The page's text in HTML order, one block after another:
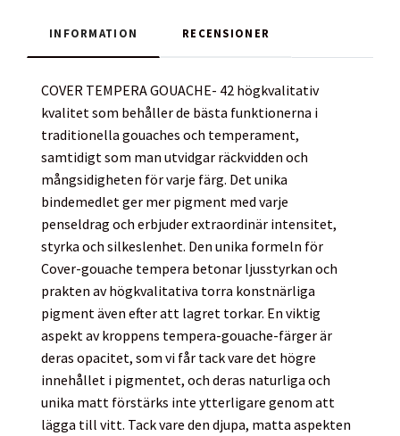
INFORMATION RECENSIONER
COVER TEMPERA GOUACHE- 42 högkvalitativ
kvalitet som behåller de bästa funktionerna i
traditionella gouaches och temperament,
samtidigt som man utvidgar räckvidden och
mångsidigheten för varje färg. Det unika
bindemedlet ger mer pigment med varje
penseldrag och erbjuder extraordinär intensitet,
styrka och silkeslenhet. Den unika formeln för
Cover-gouache tempera betonar ljusstyrkan och
prakten av högkvalitativa torra konstnärliga
pigment även efter att lagret torkar. En viktig
aspekt av kroppens tempera-gouache-färger är
deras opacitet, som vi får tack vare det högre
innehållet i pigmentet, och deras naturliga och
unika matt förstärks inte ytterligare genom att
lägga till vitt. Tack vare den djupa, matta aspekten